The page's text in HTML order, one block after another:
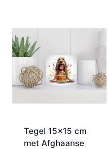
Tegel 15×15 cm
met Afghaanse